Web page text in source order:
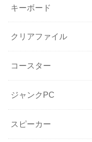
キーボード
クリアファイル
コースター
ジャンクPC
スピーカー